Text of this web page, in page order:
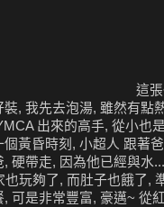
這
裝, 我先去泡湯, 雖然有點
出來的高手, 從小也
個黃昏時刻, 小超人 跟著
, 硬帶走, 因為他已經與水
也玩夠了, 而肚子也餓了,
, 可是非常豐富, 豪邁~ 從